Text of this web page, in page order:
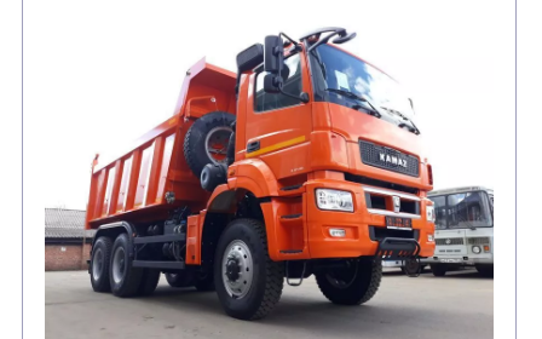
Цена по запросу
Производитель
Экологический класс
Грузоподъемность, кг
Вместимость кузова, м3